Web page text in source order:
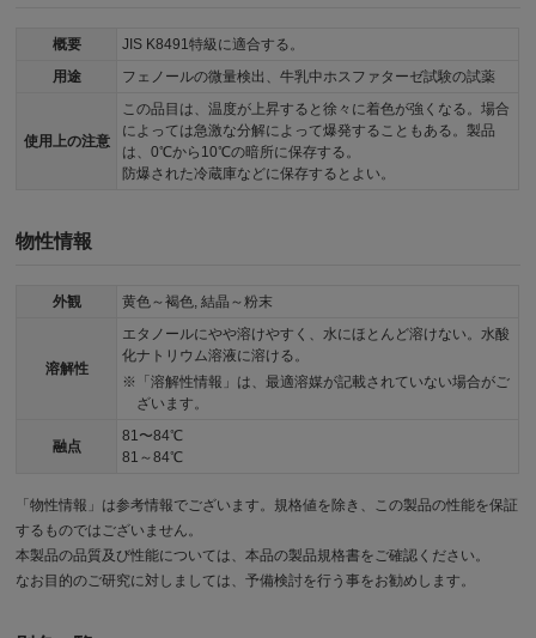
概要
JIS K8491特級に適合する。
用途
フェノールの微量検出、牛乳中ホスファターゼ試験の試薬
使用上の注意
この品目は、温度が上昇すると徐々に着色が強くなる。場合
によっては急激な分解によって爆発することもある。製品
は、0℃から10℃の暗所に保存する。
防爆された冷蔵庫などに保存するとよい。
物性情報
外観 黄色～褐色, 結晶～粉末
溶解性
エタノールにやや溶けやすく、水にほとんど溶けない。水酸
化ナトリウム溶液に溶ける。
「溶解性情報」は、最適溶媒が記載されていない場合がご
ざいます。
融点
81〜84℃
81～84℃
「物性情報」は参考情報でございます。規格値を除き、この製品の性能を保証
するものではございません。
本製品の品質及び性能については、本品の製品規格書をご確認ください。
なお目的のご研究に対しましては、予備検討を行う事をお勧めします。